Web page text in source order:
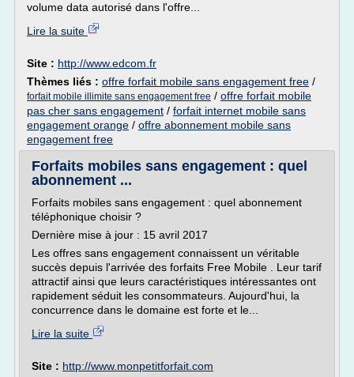
volume data autorisé dans l'offre...
Lire la suite
Site : http://www.edcom.fr
Thèmes liés : offre forfait mobile sans engagement free /
forfait mobile illimite sans engagement free / offre forfait mobile
pas cher sans engagement / forfait internet mobile sans
engagement orange / offre abonnement mobile sans
engagement free
Forfaits mobiles sans engagement : quel
abonnement ...
Forfaits mobiles sans engagement : quel abonnement
téléphonique choisir ?
Dernière mise à jour : 15 avril 2017
Les offres sans engagement connaissent un véritable
succès depuis l'arrivée des forfaits Free Mobile . Leur tarif
attractif ainsi que leurs caractéristiques intéressantes ont
rapidement séduit les consommateurs. Aujourd'hui, la
concurrence dans le domaine est forte et le...
Lire la suite
Site : http://www.monpetitforfait.com